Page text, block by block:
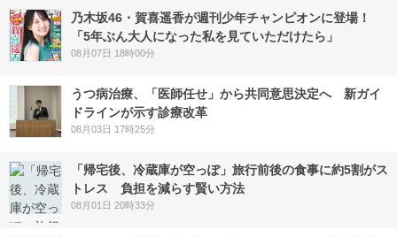
乃木坂46・賀喜遥香が週刊少年チャンピオンに登場！
「5年ぶん大人になった私を見ていただけたら」
08月07日 18時00分
うつ病治療、「医師任せ」から共同意思決定へ 新ガイ
ドラインが示す診療改革
08月03日 17時25分
「帰宅後、冷蔵庫が空っぽ」旅行前後の食事に約5割がス
トレス 負担を減らす賢い方法
08月01日 20時33分